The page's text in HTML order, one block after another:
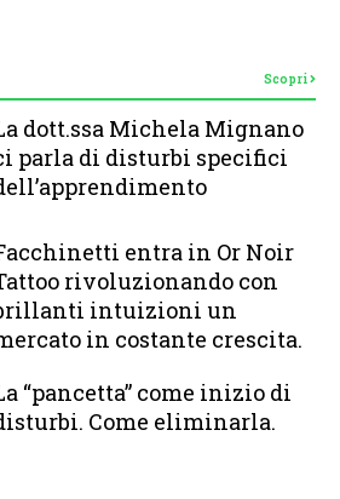
Scopri
dott.ssa Michela Mignano
parla di disturbi specifici
entra in Or Noir
rivoluzionando con
intuizioni un
in costante crescita.
“pancetta” come inizio di
Come eliminarla.